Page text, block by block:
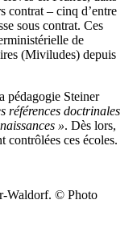
contrat – cinq d’entre
sous contrat. Ces
de
(Miviludes) depuis
pédagogie Steiner
références doctrinales
». Dès lors,
contrôlées ces écoles.
Waldorf. © Photo